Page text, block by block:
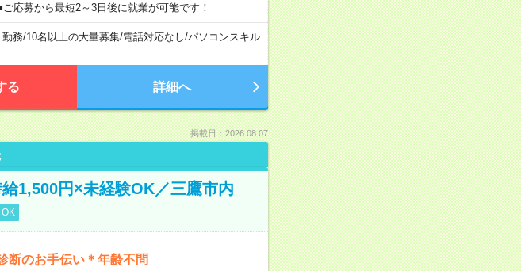
応募から最短2～3日後に就業が可能です！
務/10名以上の大量募集/電話対応なし/パソコンスキル
る 詳細へ
掲載日：2026.08.07
1,500円×未経験OK／三鷹市内
断のお手伝い＊年齢不問